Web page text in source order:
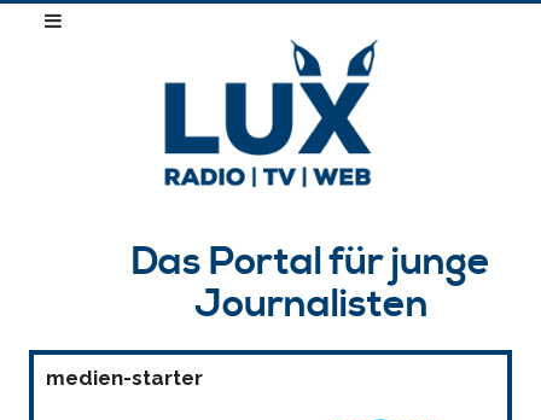
Das Portal für junge
Journalisten
medien-starter